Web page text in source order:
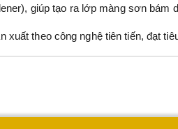
giúp tạo ra lớp màng sơn
xuất theo công nghệ tiên tiến, đạt
: Khác với các
giữ màu bền lâu.